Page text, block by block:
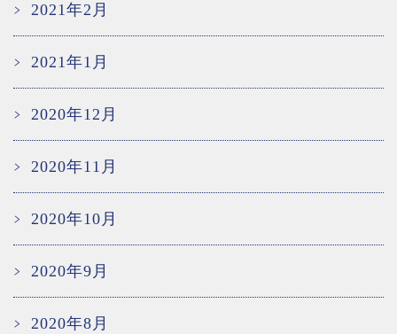
2021年2月
2021年1月
2020年12月
2020年11月
2020年10月
2020年9月
2020年8月